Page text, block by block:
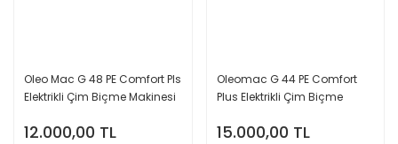
Oleo Mac G 48 PE Comfort Pls
Elektrikli Çim Biçme Makinesi
12.000,00 TL
Oleomac G 44 PE Comfort
Plus Elektrikli Çim Biçme
15.000,00 TL